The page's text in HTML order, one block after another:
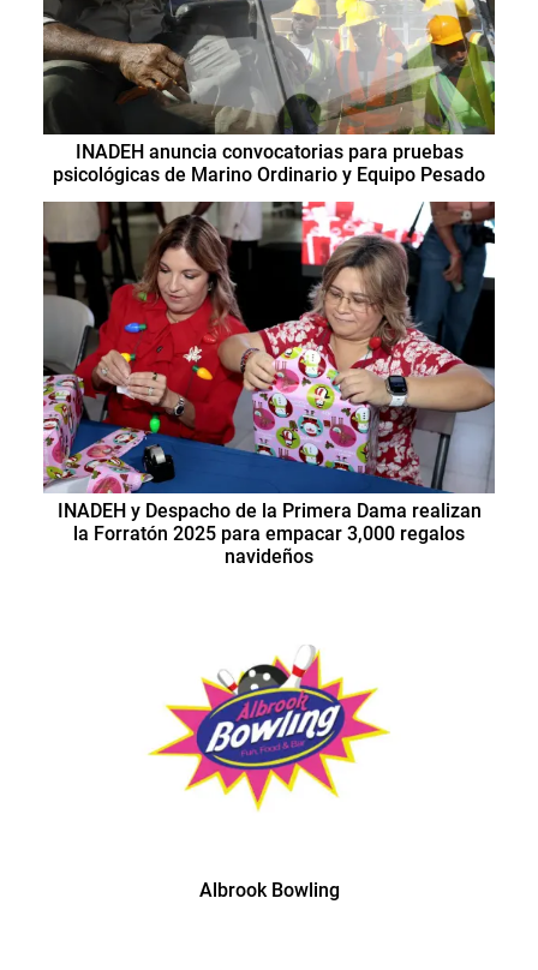
INADEH anuncia convocatorias para pruebas
psicológicas de Marino Ordinario y Equipo Pesado
INADEH y Despacho de la Primera Dama realizan
la Forratón 2025 para empacar 3,000 regalos
navideños
Albrook Bowling